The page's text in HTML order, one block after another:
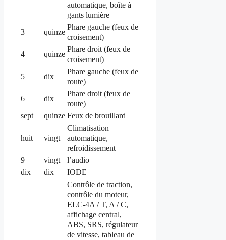
automatique, boîte à
gants lumière
3 quinze
Phare gauche (feux de
croisement)
4 quinze
Phare droit (feux de
croisement)
5 dix
Phare gauche (feux de
route)
6 dix
Phare droit (feux de
route)
sept
quinze Feux de brouillard
huit vingt
Climatisation
automatique,
refroidissement
9
vingt
l’audio
dix
dix IODE
Contrôle de traction,
contrôle du moteur,
ELC-4A / T, A / C,
affichage central,
ABS, SRS, régulateur
de vitesse, tableau de